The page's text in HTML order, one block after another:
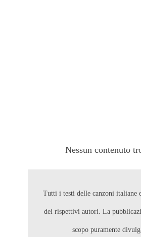
Nessun contenuto
Tutti i testi delle canzoni italiane
dei rispettivi autori. La
scopo puramente